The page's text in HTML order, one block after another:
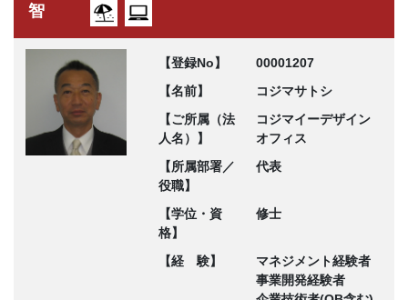
智
【登録No】
00001207
【名前】
コジマサトシ
【ご所属（法
人名）】
コジマイーデザイン
オフィス
【所属部署／
役職】
代表
【学位・資
格】
修士
【経 験】
マネジメント経験者
事業開発経験者